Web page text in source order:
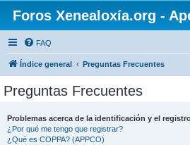
Foros Xenealoxía.org -
FAQ
Índice general Preguntas Frecuentes
Preguntas Frecuentes
Problemas acerca de la identificación y el
¿Por qué me tengo que registrar?
¿Qué es COPPA? (APPCO)